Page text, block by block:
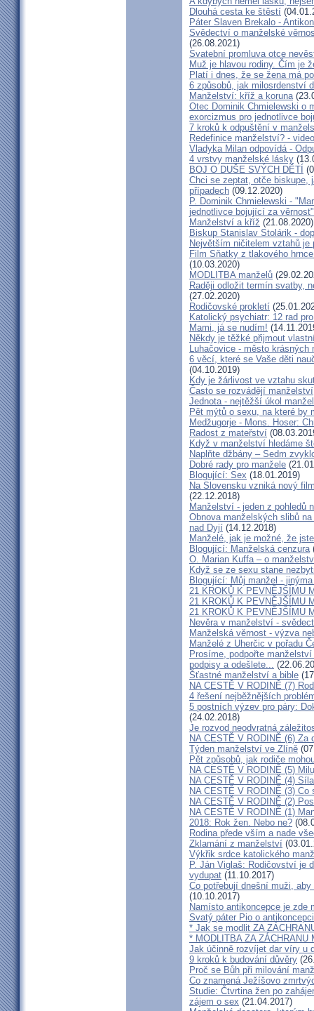
Dlouhá cesta ke štěstí
Páter Slaven Brekalo -
Svědectví o manželské
(26.08.2021)
Svatební promluva otce
Muž je hlavou rodiny. Čím je
Platí i dnes, že se žena má
6 způsobů, jak milosrdenství
Manželství: kříž a koruna
Otec Dominik Chmielewski o
exorcizmus pro jednotlivce
7 kroků k odpuštění v
Redefinice manželství? - video
Vladyka Milan odpovídá -
4 vrstvy manželské lásky
BOJ O DUŠE SVÝCH DĚTÍ
Chci se zeptat, otče biskupe,
případech (09.12.2020)
P. Dominik Chmielewski -
jednotlivce bojující za věrnost"
Manželství a kříž (21.08.2020)
Biskup Stanislav Stolárik -
Největším ničitelem vztahů je
Film Sňatky z tlakového
(10.03.2020)
MODLITBA manželů
Raději odložit termín svatby,
(27.02.2020)
Rodičovské prokletí
Katolický psychiatr: 12 rad
Mami, já se nudím!
Někdy je těžké přijmout
Luhačovice - město krásných
6 věcí, které se Vaše děti
(04.10.2019)
Kdy je žárlivost ve vztahu
Často se rozvádějí
Jednota - nejtěžší úkol
Pět mýtů o sexu, na které by
Medžugorje - Mons. Hoser:
Radost z mateřství
Když v manželství hledáme
Naplňte džbány – Sedm
Dobré rady pro manžele
Blogující: Sex (18.01.2019)
Na Slovensku vzniká nový
(22.12.2018)
Manželství - jeden z pohledů
Obnova manželských slibů
nad Dyjí (14.12.2018)
Manželé, jak je možné, že
Blogující: Manželská cenzura
O. Marian Kuffa – o
Když se ze sexu stane
Blogující: Můj manžel -
21 KROKŮ K PEVNĚJŠÍMU
21 KROKŮ K PEVNĚJŠÍMU
21 KROKŮ K PEVNĚJŠÍMU
Nevěra v manželství -
Manželská věrnost - výzva
Manželé z Uherčic v pořadu
Prosíme, podpořte
podpisy a odešlete...
Šťastné manželství a bible
NA CESTĚ V RODINĚ (7)
4 řešení nejběžnějších
5 postních výzev pro páry:
(24.02.2018)
Je rozvod neodvratná
NA CESTĚ V RODINĚ (6) Za
Týden manželství ve Zlíně
Pět způsobů, jak rodiče
NA CESTĚ V RODINĚ (5)
NA CESTĚ V RODINĚ (4)
NA CESTĚ V RODINĚ (3) Co
NA CESTĚ V RODINĚ (2)
NA CESTĚ V RODINĚ (1)
2018: Rok žen. Nebo ne?
Rodina přede vším a nade
Zklamání z manželství
Výkřik srdce katolického
P. Ján Viglaš: Rodičovství je
vydupat (11.10.2017)
Co potřebují dnešní muži,
(10.10.2017)
Namísto antikoncepce je zde
Svatý páter Pio o antikoncepci
* Jak se modlit ZA
* MODLITBA ZA ZÁCHRANU
Jak účinně rozvíjet dar víry u
9 kroků k budování důvěry
Proč se Bůh při milování
Co znamená Ježíšovo
Studie: Čtvrtina žen po
zájem o sex (21.04.2017)